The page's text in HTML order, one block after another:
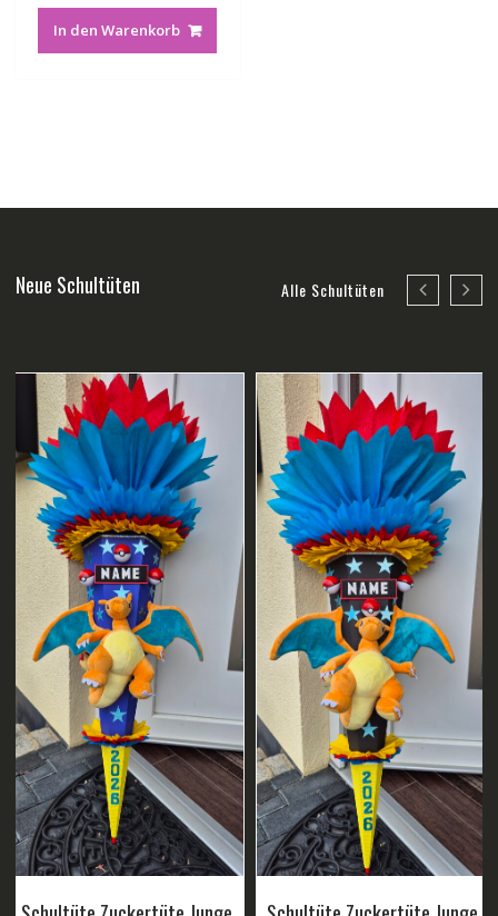
In den Warenkorb
Neue Schultüten Alle Schultüten